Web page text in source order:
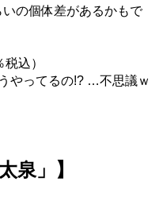
の個体差があるかもで
込）
やってるの!? …不思議ｗ
泉」】